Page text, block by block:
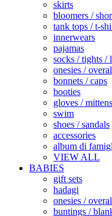
skirts
bloomers /
tank tops / t-
innerwears
pajamas
socks / tights /
onesies /
bonnets / caps
booties
gloves / mittens
swim
shoes / sandals
accessories
album di
VIEW ALL
BABIES
gift sets
hadagi
onesies /
buntings /